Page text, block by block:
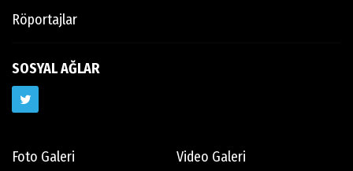
Röportajlar
SOSYAL AĞLAR
Foto Galeri
Video Galeri